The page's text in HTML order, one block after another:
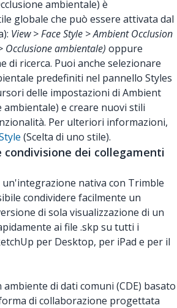
ambientale) è
globale che può essere attivata dal
View > Face Style > Ambient Occlusion
Occlusione ambientale) oppure
di ricerca. Puoi anche selezionare
predefiniti nel pannello Styles
delle impostazioni di Ambient
ambientale) e creare nuovi stili
Per ulteriori informazioni,
(Scelta di uno stile).
condivisione dei collegamenti
un'integrazione nativa con Trimble
condividere facilmente un
di sola visualizzazione di un
ai file .skp su tutti i
per Desktop, per iPad e per il
di dati comuni (CDE) basato
di collaborazione progettata